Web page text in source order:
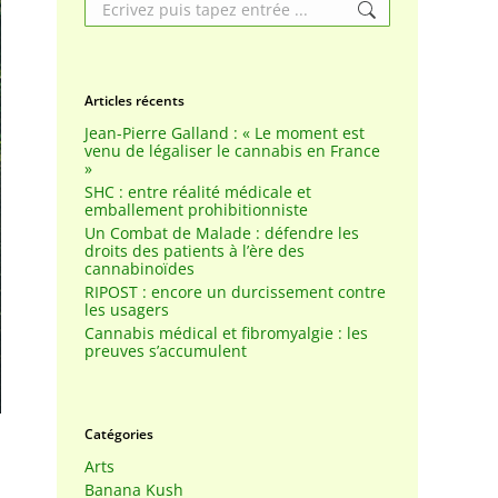
Articles récents
Jean-Pierre Galland : « Le moment est
venu de légaliser le cannabis en France
»
SHC : entre réalité médicale et
emballement prohibitionniste
Un Combat de Malade : défendre les
droits des patients à l’ère des
cannabinoïdes
RIPOST : encore un durcissement contre
les usagers
Cannabis médical et fibromyalgie : les
preuves s’accumulent
Catégories
Arts
Banana Kush